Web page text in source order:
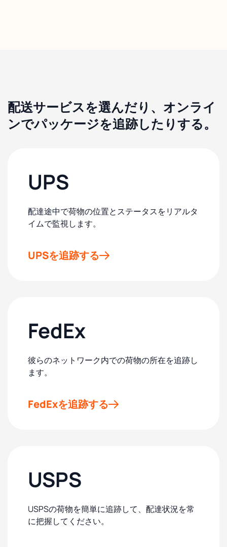
配送サービスを選んだり、オンライ
ンでパッケージを追跡したりする。
UPS
配達途中で荷物の位置とステータスをリアルタ
イムで監視します。
UPSを追跡する
FedEx
彼らのネットワーク内での荷物の所在を追跡し
ます。
FedExを追跡する
USPS
USPSの荷物を簡単に追跡して、配達状況を常
に把握してください。